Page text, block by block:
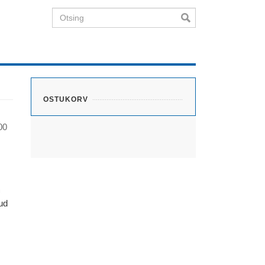
Otsing
OSTUKORV